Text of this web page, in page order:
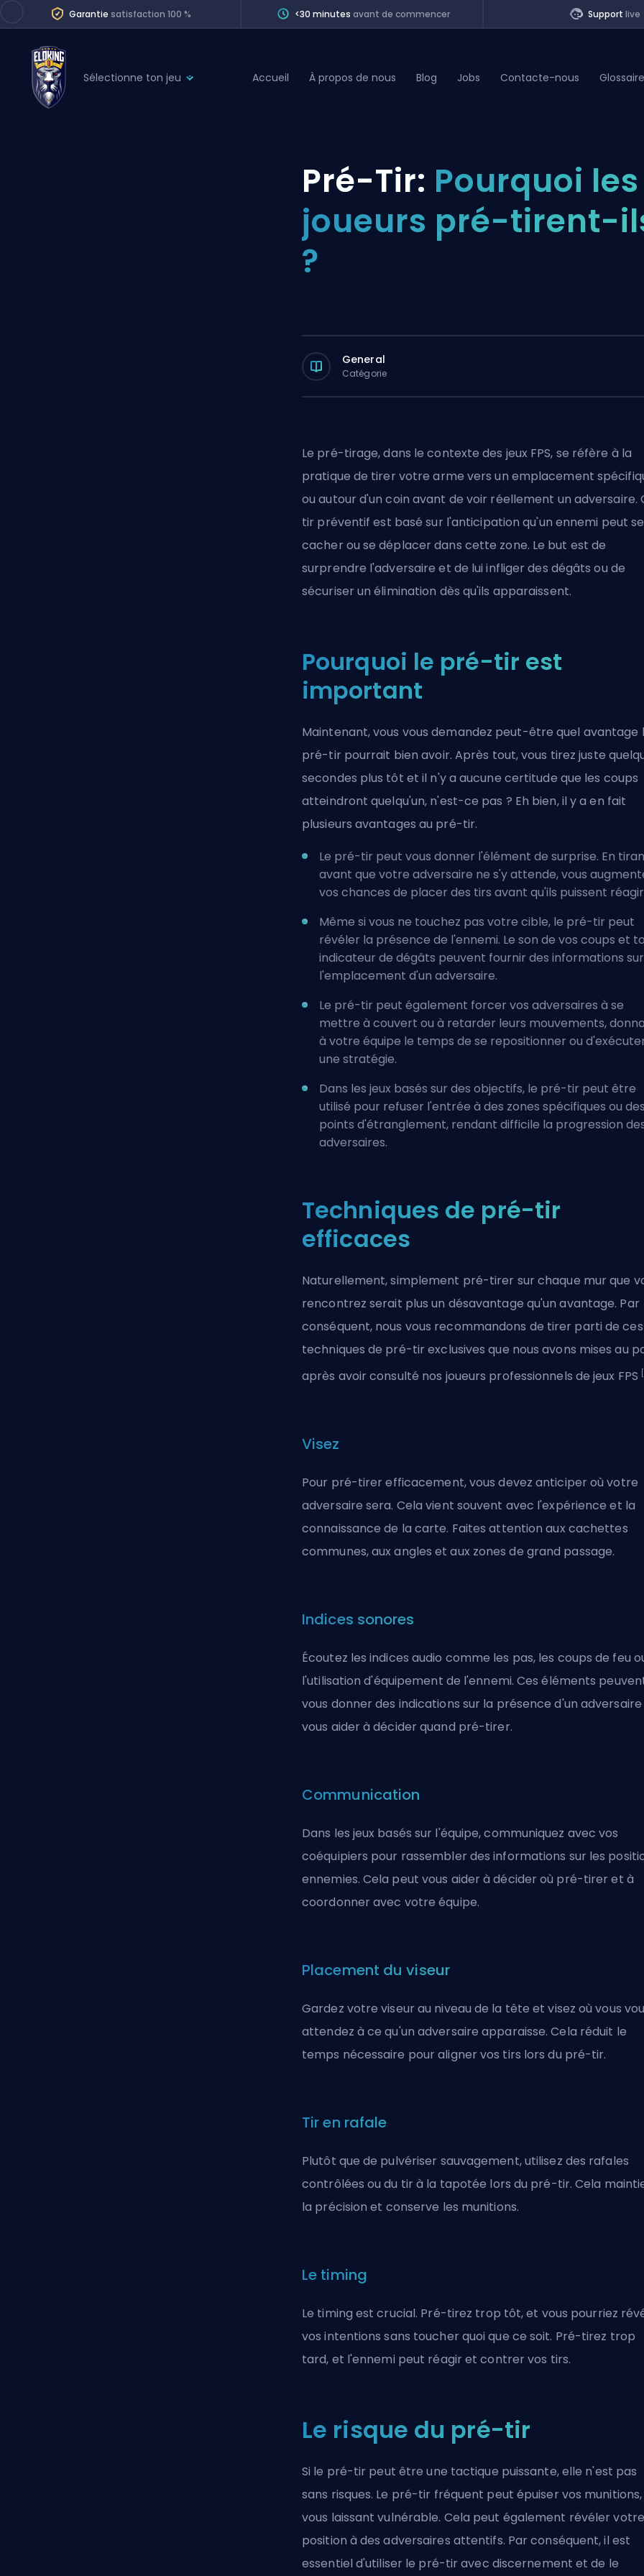
Garantie satisfaction 100 % <30 minutes avant de commencer Support live
Sélectionne ton jeu
Division Boost
Coaching
Accueil À propos de nous Blog Jobs Contacte-nous Glossaire
Pré-Tir: Pourquoi les
joueurs pré-tirent-
?
General
Catégorie
Le pré-tirage, dans le contexte des jeux FPS, se réfère à la
pratique de tirer votre arme vers un emplacement
ou autour d'un coin avant de voir réellement un adversaire.
tir préventif est basé sur l'anticipation qu'un ennemi peut se
cacher ou se déplacer dans cette zone. Le but est de
surprendre l'adversaire et de lui infliger des dégâts ou de
sécuriser un élimination dès qu'ils apparaissent.
Pourquoi le pré-tir est
important
Maintenant, vous vous demandez peut-être quel avantage
pré-tir pourrait bien avoir. Après tout, vous tirez juste
secondes plus tôt et il n'y a aucune certitude que les coups
atteindront quelqu'un, n'est-ce pas ? Eh bien, il y a en fait
plusieurs avantages au pré-tir.
Le pré-tir peut vous donner l'élément de surprise. En
avant que votre adversaire ne s'y attende, vous
vos chances de placer des tirs avant qu'ils puissent
Même si vous ne touchez pas votre cible, le pré-tir peut
révéler la présence de l'ennemi. Le son de vos coups et
indicateur de dégâts peuvent fournir des informations sur
l'emplacement d'un adversaire.
Le pré-tir peut également forcer vos adversaires à se
mettre à couvert ou à retarder leurs mouvements,
à votre équipe le temps de se repositionner ou
une stratégie.
Dans les jeux basés sur des objectifs, le pré-tir peut être
utilisé pour refuser l'entrée à des zones spécifiques ou des
points d'étranglement, rendant difficile la progression
adversaires.
Techniques de pré-tir
efficaces
Naturellement, simplement pré-tirer sur chaque mur que
rencontrez serait plus un désavantage qu'un avantage. Par
conséquent, nous vous recommandons de tirer parti de ces
techniques de pré-tir exclusives que nous avons mises au
après avoir consulté nos joueurs professionnels de jeux FPS
Visez
Pour pré-tirer efficacement, vous devez anticiper où votre
adversaire sera. Cela vient souvent avec l'expérience et la
connaissance de la carte. Faites attention aux cachettes
communes, aux angles et aux zones de grand passage.
Indices sonores
Écoutez les indices audio comme les pas, les coups de feu
l'utilisation d'équipement de l'ennemi. Ces éléments
vous donner des indications sur la présence d'un
vous aider à décider quand pré-tirer.
Communication
Dans les jeux basés sur l'équipe, communiquez avec vos
coéquipiers pour rassembler des informations sur les
ennemies. Cela peut vous aider à décider où pré-tirer et à
coordonner avec votre équipe.
Placement du viseur
Gardez votre viseur au niveau de la tête et visez où vous
attendez à ce qu'un adversaire apparaisse. Cela réduit le
temps nécessaire pour aligner vos tirs lors du pré-tir.
Tir en rafale
Plutôt que de pulvériser sauvagement, utilisez des rafales
contrôlées ou du tir à la tapotée lors du pré-tir. Cela
la précision et conserve les munitions.
Le timing
Le timing est crucial. Pré-tirez trop tôt, et vous pourriez
vos intentions sans toucher quoi que ce soit. Pré-tirez trop
tard, et l'ennemi peut réagir et contrer vos tirs.
Le risque du pré-tir
Si le pré-tir peut être une tactique puissante, elle n'est pas
sans risques. Le pré-tir fréquent peut épuiser vos munitions,
vous laissant vulnérable. Cela peut également révéler votre
position à des adversaires attentifs. Par conséquent, il est
essentiel d'utiliser le pré-tir avec discernement et de le